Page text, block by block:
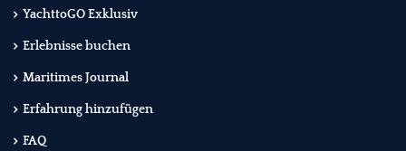
YachttoGO Exklusiv
Erlebnisse buchen
Maritimes Journal
Erfahrung hinzufügen
FAQ